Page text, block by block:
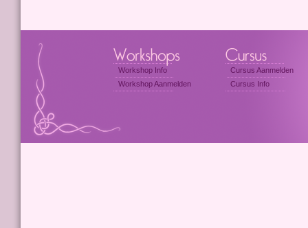
Workshop Info
Workshop Aanmelden
Cursus Aanmelden
Cursus Info